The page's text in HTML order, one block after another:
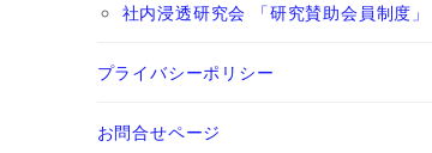
社内浸透研究会 「研究賛助会員制度」
プライバシーポリシー
お問合せページ